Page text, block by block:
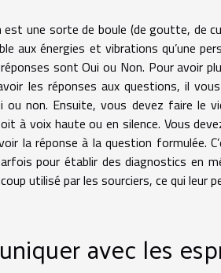
est une sorte de boule (de goutte, de
aux énergies et vibrations qu’une
sont Oui ou Non. Pour avoir
les réponses aux questions, il
ou non. Ensuite, vous devez faire le
à voix haute ou en silence. Vous
la réponse à la question formulée.
pour établir des diagnostics en
utilisé par les sourciers, ce qui leur
avec les